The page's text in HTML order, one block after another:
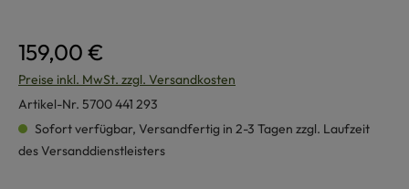
159,00 €
Preise inkl. MwSt. zzgl. Versandkosten
Artikel-Nr. 5700 441 293
Sofort verfügbar, Versandfertig in 2-3 Tagen zzgl. Laufzeit
des Versanddienstleisters